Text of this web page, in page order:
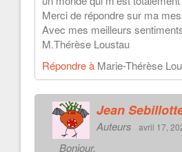
Merci de répondre sur ma
Avec mes meilleurs
M.Thérèse Loustau
Répondre à Marie-Thérèse
Jean
Auteurs avril 17,
Bonjour,